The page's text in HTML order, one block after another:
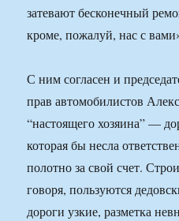
затевают бесконечный
кроме, пожалуй, нас с
С ним согласен и
прав автомобилистов
“настоящего хозяина” —
которая бы несла
полотно за свой счет.
говоря, пользуются
дороги узкие, разметка